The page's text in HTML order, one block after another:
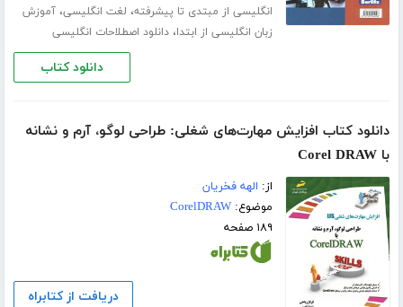
انگلیسی از مبتدی تا پیشرفته، لغت انگلیسی،آموزش
زبان انگلیسی از ابتدا،دانلود اصطلاحات انگلیسی
دانلود کتاب
دانلود کتاب افزایش مهارت‌های شغلی: طراحی لوگو، آرم و نشانه
با Corel DRAW
از: الهه فخریان
موضوع:CorelDRAW
۱۸۹ صفحه
دریافت از کتابراه